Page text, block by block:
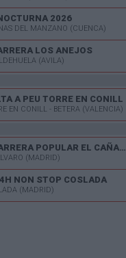
2026
DEL MANZANO (CUENCA)
LOS ANEJOS
(AVILA)
A PEU TORRE EN CONILL
EN CONILL - BETERA (VALENCIA)
V CARRERA POPULAR EL CAÑAVERAL
(MADRID)
NON STOP COSLADA
(MADRID)